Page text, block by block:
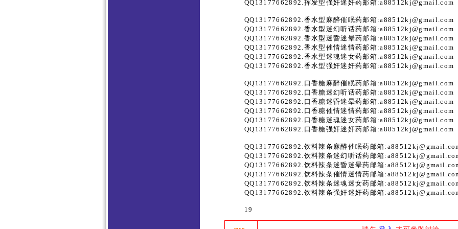
QQ13177662892.挥发型强奸迷奸药邮箱:a88512kj@gmail.com
QQ13177662892.香水型麻醉催眠药邮箱:a88512kj@gmail.com
QQ13177662892.香水型迷幻听话药邮箱:a88512kj@gmail.com
QQ13177662892.香水型迷昏迷晕药邮箱:a88512kj@gmail.com
QQ13177662892.香水型催情迷情药邮箱:a88512kj@gmail.com
QQ13177662892.香水型迷魂迷女药邮箱:a88512kj@gmail.com
QQ13177662892.香水型强奸迷奸药邮箱:a88512kj@gmail.com
QQ13177662892.口香糖麻醉催眠药邮箱:a88512kj@gmail.com
QQ13177662892.口香糖迷幻听话药邮箱:a88512kj@gmail.com
QQ13177662892.口香糖迷昏迷晕药邮箱:a88512kj@gmail.com
QQ13177662892.口香糖催情迷情药邮箱:a88512kj@gmail.com
QQ13177662892.口香糖迷魂迷女药邮箱:a88512kj@gmail.com
QQ13177662892.口香糖强奸迷奸药邮箱:a88512kj@gmail.com
QQ13177662892.饮料辣条麻醉催眠药邮箱
QQ13177662892.饮料辣条迷幻听话药邮箱
QQ13177662892.饮料辣条迷昏迷晕药邮箱
QQ13177662892.饮料辣条催情迷情药邮箱
QQ13177662892.饮料辣条迷魂迷女药邮箱
QQ13177662892.饮料辣条强奸迷奸药邮箱
19